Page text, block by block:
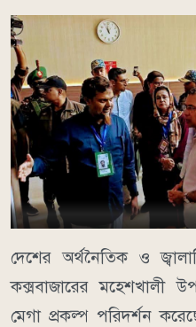
দেশের অর্থনৈতিক ও
কক্সবাজারের মহেশখালী
মেগা প্রকল্প পরিদর্শন